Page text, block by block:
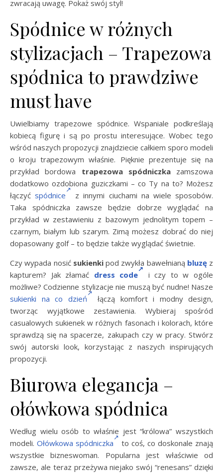
zwracają uwagę. Pokaż swój styl!
Spódnice w różnych
stylizacjach – Trapezowa
spódnica to prawdziwe
must have
Uwielbiamy trapezowe spódnice. Wspaniale podkreślają
kobiecą figurę i są po prostu interesujące. Wobec tego
wśród naszych propozycji znajdziecie całkiem sporo modeli
o kroju trapezowym właśnie. Pięknie prezentuje się na
przykład bordowa trapezowa spódniczkazamszowa
dodatkowo ozdobiona guziczkami – co Ty na to? Możesz
łączyćspódnice
z innymi ciuchami na wiele sposobów.
Taka spódniczka zawsze będzie dobrze wyglądać na
przykład w zestawieniu z bazowym jednolitym topem –
czarnym, białym lub szarym. Zimą możesz dobrać do niej
dopasowany golf – to będzie także wyglądać świetnie.
Czy wypada nosić sukienkipod zwykła bawełnianą bluzęz
kapturem? Jak złamać dress code
i czy to w ogóle
możliwe? Codzienne stylizacje nie muszą być nudne! Nasze
sukienki na co dzień
łączą komfort i modny design,
tworząc wyjątkowe zestawienia. Wybieraj spośród
casualowych sukienek w różnych fasonach i kolorach, które
sprawdzą się na spacerze, zakupach czy w pracy. Stwórz
swój autorski look, korzystając z naszych inspirujących
propozycji.
Biurowa elegancja –
ołówkowa spódnica
Według wielu osób to właśnie jest “królowa” wszystkich
modeli. Ołówkowa spódniczka
to coś, co doskonale znają
wszystkie bizneswoman. Popularna jest właściwie od
zawsze, ale teraz przeżywa niejako swój “renesans” dzięki